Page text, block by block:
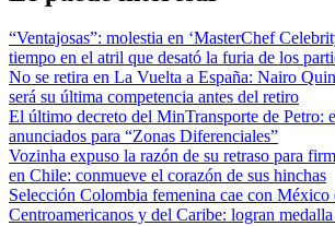
“Ventajosas”: molestia en ‘MasterChef
tiempo en el atril que desató la furia de los
No se retira en La Vuelta a España: Nairo
será su última competencia antes del retiro
El último decreto del MinTransporte de Petro:
anunciados para “Zonas Diferenciales”
Vozinha expuso la razón de su retraso para
en Chile: conmueve el corazón de sus hinchas
Selección Colombia femenina cae con México
Centroamericanos y del Caribe: logran